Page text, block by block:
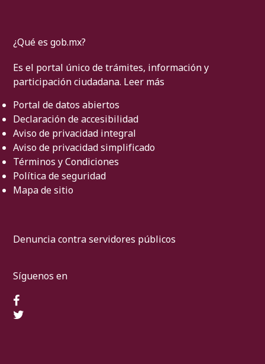
¿Qué es gob.mx?
Es el portal único de trámites, información y
participación ciudadana. Leer más
Portal de datos abiertos
Declaración de accesibilidad
Aviso de privacidad integral
Aviso de privacidad simplificado
Términos y Condiciones
Política de seguridad
Mapa de sitio
Denuncia contra servidores públicos
Síguenos en